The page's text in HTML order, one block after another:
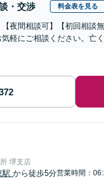
・交渉 料金表を見る
【夜間相談可】【初回相
軽にご相談ください。亡
堺支店
駅 から徒歩5分営業時間：